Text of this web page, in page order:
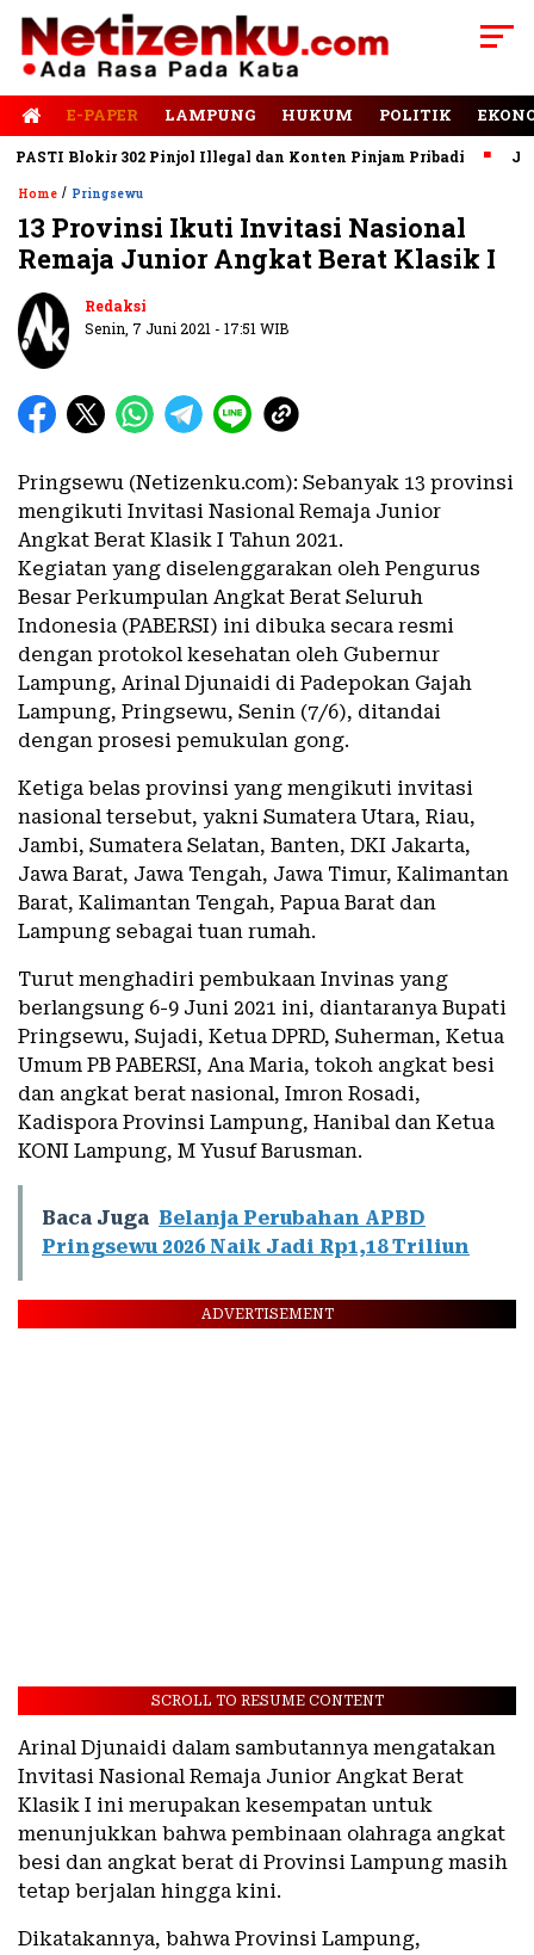
E-PAPER LAMPUNG HUKUM POLITIK
Blokir 302 Pinjol Illegal dan Konten Pinjam Pribadi Jalan
Home / Pringsewu
13 Provinsi Ikuti Invitasi Nasional
Remaja Junior Angkat Berat Klasik I
Redaksi
Senin, 7 Juni 2021 - 17:51 WIB
Pringsewu (Netizenku.com): Sebanyak 13 provinsi
mengikuti Invitasi Nasional Remaja Junior
Angkat Berat Klasik I Tahun 2021.
Kegiatan yang diselenggarakan oleh Pengurus
Besar Perkumpulan Angkat Berat Seluruh
Indonesia (PABERSI) ini dibuka secara resmi
dengan protokol kesehatan oleh Gubernur
Lampung, Arinal Djunaidi di Padepokan Gajah
Lampung, Pringsewu, Senin (7/6), ditandai
dengan prosesi pemukulan gong.
Ketiga belas provinsi yang mengikuti invitasi
nasional tersebut, yakni Sumatera Utara, Riau,
Jambi, Sumatera Selatan, Banten, DKI Jakarta,
Jawa Barat, Jawa Tengah, Jawa Timur, Kalimantan
Barat, Kalimantan Tengah, Papua Barat dan
Lampung sebagai tuan rumah.
Turut menghadiri pembukaan Invinas yang
berlangsung 6-9 Juni 2021 ini, diantaranya Bupati
Pringsewu, Sujadi, Ketua DPRD, Suherman, Ketua
Umum PB PABERSI, Ana Maria, tokoh angkat besi
dan angkat berat nasional, Imron Rosadi,
Kadispora Provinsi Lampung, Hanibal dan Ketua
KONI Lampung, M Yusuf Barusman.
Baca Juga Belanja Perubahan APBD
Pringsewu 2026 Naik Jadi Rp1,18 Triliun
ADVERTISEMENT
SCROLL TO RESUME CONTENT
Arinal Djunaidi dalam sambutannya mengatakan
Invitasi Nasional Remaja Junior Angkat Berat
Klasik I ini merupakan kesempatan untuk
menunjukkan bahwa pembinaan olahraga angkat
besi dan angkat berat di Provinsi Lampung masih
tetap berjalan hingga kini.
Dikatakannya, bahwa Provinsi Lampung,